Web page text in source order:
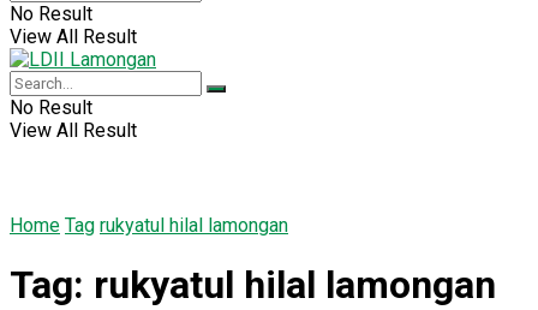
No Result
View All Result
No Result
View All Result
Home Tag rukyatul hilal lamongan
Tag: rukyatul hilal lamongan